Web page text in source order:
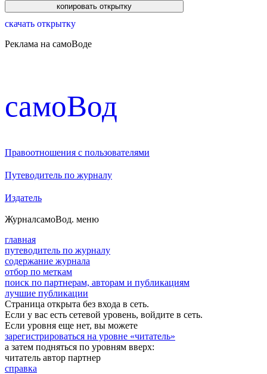
скачать открытку
Реклама на самоВоде
cамоВод
Правоотношения с пользователями
Путеводитель по журналу
Издатель
ЖурналсамоВод. меню
главная
путеводитель по журналу
содержание журнала
отбор по меткам
поиск по партнерам, авторам и публикациям
лучшие публикации
Страница открыта без входа в сеть.
Если у вас есть сетевой уровень, войдите в сеть.
Если уровня еще нет, вы можете
зарегистрироваться на уровне «читатель»
а затем подняться по уровням вверх:
читатель автор партнер
справка